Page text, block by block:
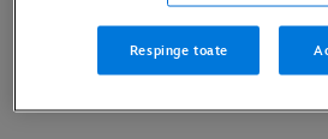
Respinge toate